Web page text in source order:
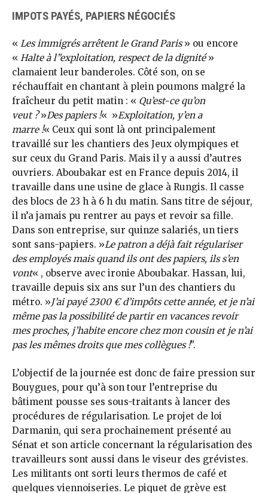
IMPOTS PAYÉS, PAPIERS NÉGOCIÉS
« Les immigrés arrêtent le Grand Paris» ou encore
« Halte à l’’exploitation, respect de la dignité»
clamaient leur banderoles. Côté son, on se
réchauffait en chantant à plein poumons malgré la
fraîcheur du petit matin : « Qu’est-ce qu’on
veut ?»Des papiers !« »Exploitation, y’en a
marre !« Ceux qui sont là ont principalement
travaillé sur les chantiers des Jeux olympiques et
sur ceux du Grand Paris. Mais il y a aussi d’autres
ouvriers. Aboubakar est en France depuis 2014, il
travaille dans une usine de glace à Rungis. Il casse
des blocs de 23 h à 6 h du matin. Sans titre de séjour,
il n’a jamais pu rentrer au pays et revoir sa fille.
Dans son entreprise, sur quinze salariés, un tiers
sont sans-papiers. »Le patron a déjà fait régulariser
des employés mais quand ils ont des papiers, ils s’en
vont« , observe avec ironie Aboubakar. Hassan, lui,
travaille depuis six ans sur l’un des chantiers du
métro. »J’ai payé 2300 € d’impôts cette année, et je n’ai
même pas la possibilité de partir en vacances revoir
mes proches, j’habite encore chez mon cousin et je n’ai
pas les mêmes droits que mes collègues !".
L’objectif de la journée est donc de faire pression sur
Bouygues, pour qu’à son tour l’entreprise du
bâtiment pousse ses sous-traitants à lancer des
procédures de régularisation. Le projet de loi
Darmanin, qui sera prochainement présenté au
Sénat et son article concernant la régularisation des
travailleurs sont aussi dans le viseur des grévistes.
Les militants ont sorti leurs thermos de café et
quelques viennoiseries. Le piquet de grève est